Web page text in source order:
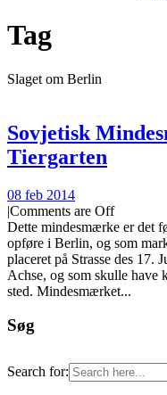
Tag
Slaget om Berlin
Sovjetisk
Tiergarten
08 feb 2014
|Comments are Off
Dette mindesmærke er det
opføre i Berlin, og som
placeret på Strasse des 17.
Achse, og som skulle have
sted. Mindesmærket...
Søg
Search for: